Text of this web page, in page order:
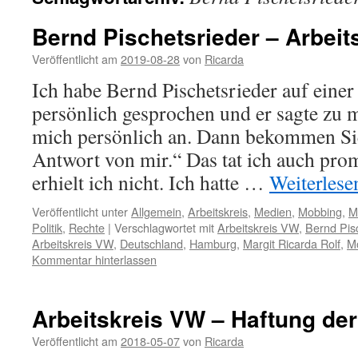
Bernd Pischetsrieder –
Veröffentlicht am 2019-08-28von Ricarda
Ich habe Bernd Pischetsrieder auf
persönlich gesprochen und er sagte zu
mich persönlich an. Dann bekommen
Antwort von mir.“ Das tat ich auch
erhielt ich nicht. Ich hatte …
Veröffentlicht unterAllgemein, Arbeitskreis, Medien, Mobbing,
Politik, Rechte | Verschlagwortet mitArbeitskreis VW, Bernd
Arbeitskreis VW, Deutschland, Hamburg, Margit Ricarda Rolf,
Kommentar hinterlassen
Arbeitskreis VW – Haftung
Veröffentlicht am 2018-05-07von Ricarda